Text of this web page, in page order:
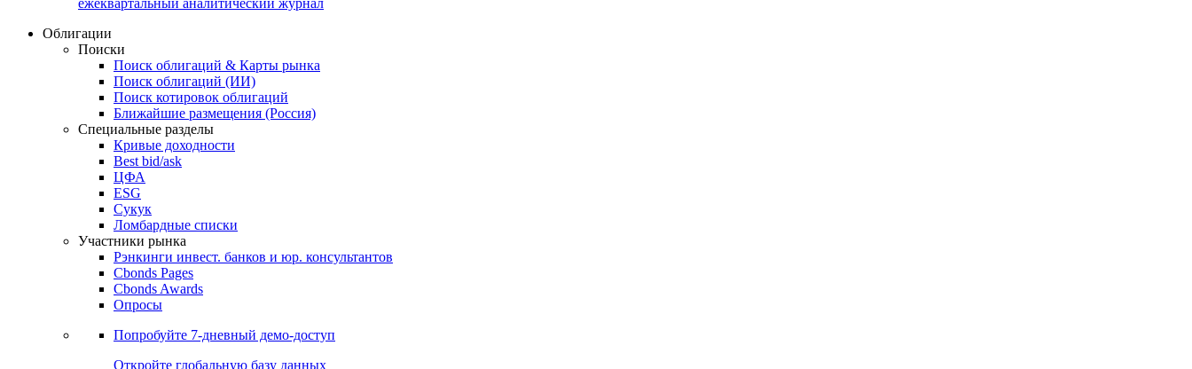
Журнал
Cbonds Review
ежеквартальный аналитический журнал
Облигации
Поиски
Поиск облигаций & Карты рынка
Поиск облигаций (ИИ)
Поиск котировок облигаций
Ближайшие размещения (Россия)
Специальные разделы
Кривые доходности
Best bid/ask
ЦФА
ESG
Сукук
Ломбардные списки
Участники рынка
Рэнкинги инвест. банков и юр. консультантов
Cbonds Pages
Cbonds Awards
Опросы